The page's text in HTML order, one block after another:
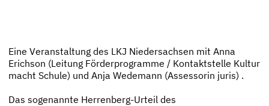
Eine Veranstaltung des LKJ Niedersachsen mit Anna
Erichson (Leitung Förderprogramme / Kontaktstelle Kultur
macht Schule) und Anja Wedemann (Assessorin juris) .
Das sogenannte Herrenberg-Urteil des